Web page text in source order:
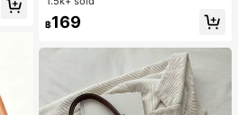
ระ
าง
ลูกค้ากลับมาซื้อซ้ำ!
฿169